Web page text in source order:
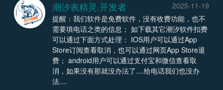
潮汐表精灵.开发者
2025-11-19
提醒：我们软件是免费软件，没有收费功能，也不
需要填电话之类的信息； 如下载其它潮汐软件扣费
可以通过下面方式处理： IOS用户可以通过App
Store订阅查看取消，也可以通过网页App Store退
费； android用户可以通过支付宝和微信查看取
消，如果没有那就没办法了....给电话我们也没办
法....